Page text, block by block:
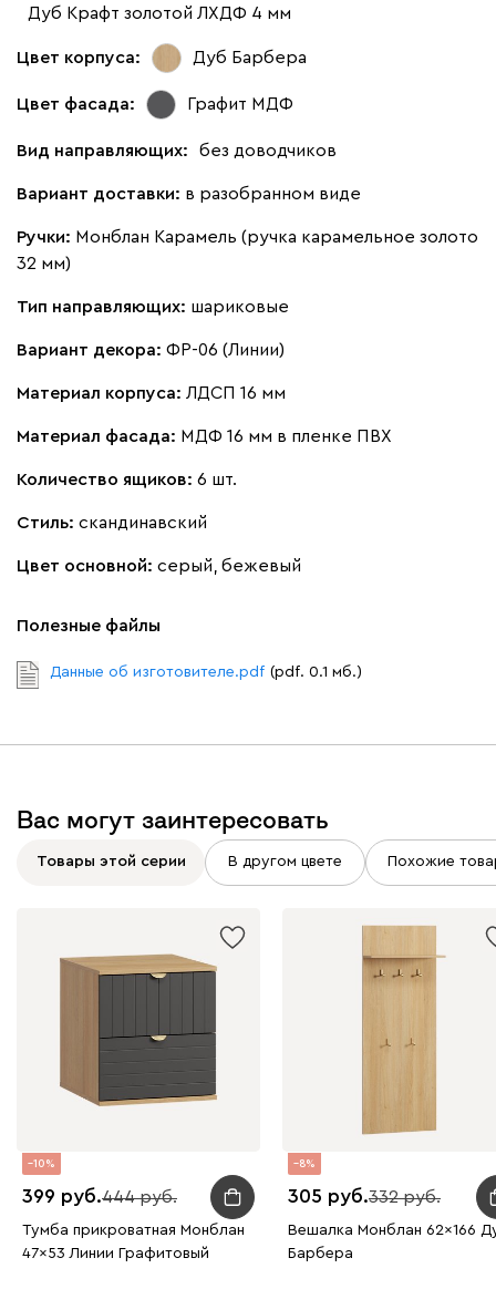
Дуб Крафт золотой ЛХДФ 4 мм
Цвет корпуса: Дуб Барбера
Цвет фасада: Графит МДФ
Вид направляющих: без доводчиков
Вариант доставки: в разобранном виде
Ручки: Монблан Карамель (ручка карамельное золото
32 мм)
Тип направляющих: шариковые
Вариант декора: ФР-06 (Линии)
Материал корпуса: ЛДСП 16 мм
Материал фасада: МДФ 16 мм в пленке ПВХ
Количество ящиков: 6 шт.
Стиль: скандинавский
Цвет основной: серый, бежевый
Полезные файлы
Данные об изготовителе.pdf (pdf. 0.1 мб.)
Вас могут заинтересовать
Товары этой серии В другом цвете Похожие
10
399 444
Тумба прикроватная Монблан
47x53 Линии Графитовый
8
305 332
Вешалка Монблан 62x166
Барбера